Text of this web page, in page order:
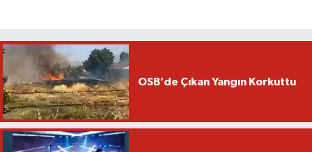
OSB’de Çıkan Yangın Korkuttu